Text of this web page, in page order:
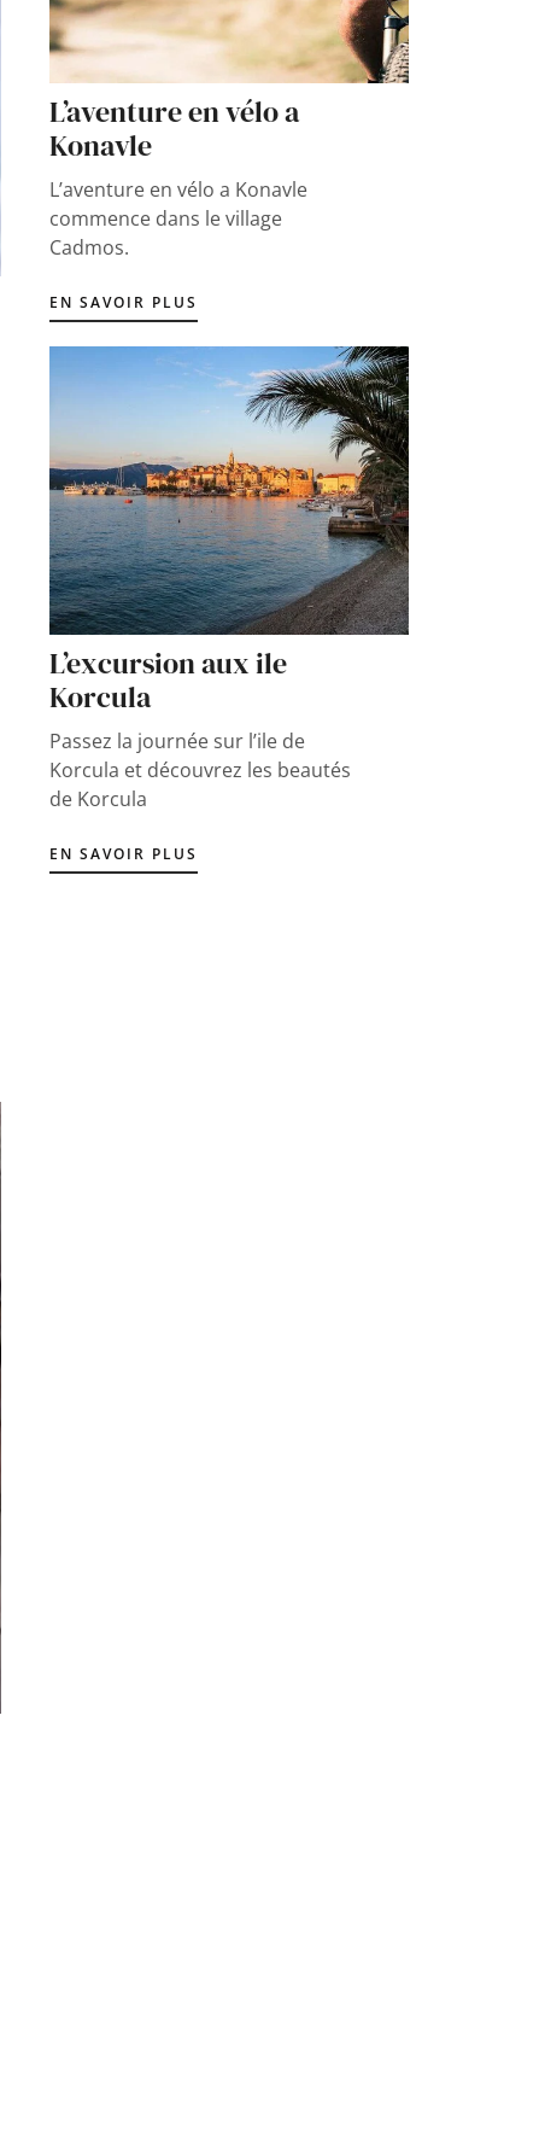
L’aventure en vélo a
Konavle
L’aventure en vélo a Konavle
commence dans le village
Cadmos.
EN SAVOIR PLUS
L’excursion aux ile
Korcula
Passez la journée sur l’ile de
Korcula et découvrez les beautés
de Korcula
EN SAVOIR PLUS